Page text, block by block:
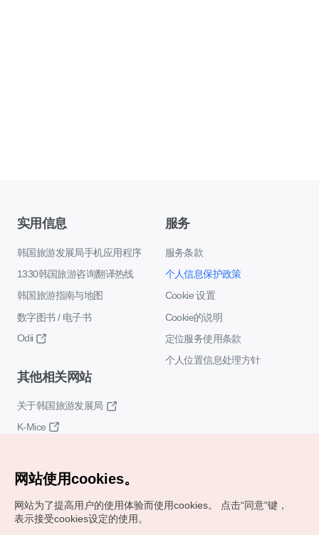
实用信息
韩国旅游发展局手机应用程序
1330韩国旅游咨询翻译热线
韩国旅游指南与地图
数字图书 / 电子书
Odii
服务
服务条款
个人信息保护政策
Cookie 设置
Cookie的说明
定位服务使用条款
个人位置信息处理方针
其他相关网站
关于韩国旅游发展局
K-Mice
网站使用cookies。
网站为了提高用户的使用体验而使用cookies。
点击“同意"键，
表示接受cookies设定的使用。